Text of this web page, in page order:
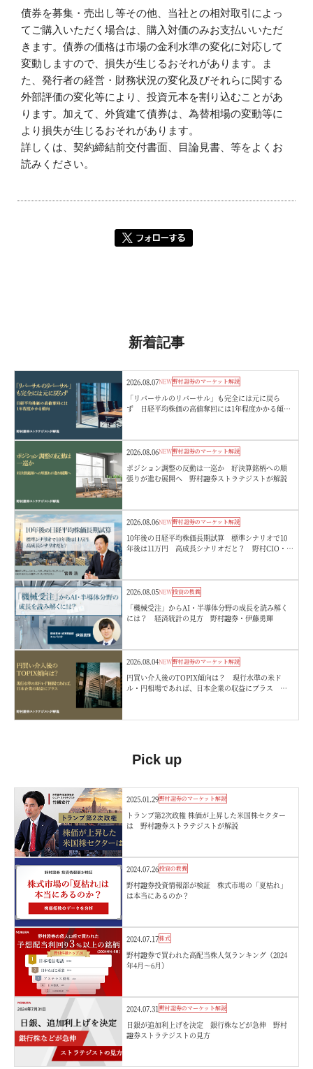
債券を募集・売出し等その他、当社との相対取引によっ
てご購入いただく場合は、購入対価のみお支払いいただ
きます。債券の価格は市場の金利水準の変化に対応して
変動しますので、損失が生じるおそれがあります。ま
た、発行者の経営・財務状況の変化及びそれらに関する
外部評価の変化等により、投資元本を割り込むことがあ
ります。加えて、外貨建て債券は、為替相場の変動等に
より損失が生じるおそれがあります。
詳しくは、契約締結前交付書面、目論見書、等をよくお
読みください。
新着記事
2026.08.07NEW野村證券のマーケット解説
「リバーサルのリバーサル」も完全には元に戻ら
ず 日経平均株価の高値奪回には1年程度かかる傾
2026.08.06NEW野村證券のマーケット解説
ポジション調整の反動は一巡か 好決算銘柄への順
張りが進む展開へ 野村證券ストラテジストが解説
2026.08.06NEW野村證券のマーケット解説
10年後の日経平均株価長期試算 標準シナリオで10
年後は11万円 高成長シナリオだと？ 野村CIO・宮
2026.08.05NEW投資の教養
「機械受注」からAI・半導体分野の成長を読み解く
には？ 経済統計の見方 野村證券・伊藤勇輝
2026.08.04NEW野村證券のマーケット解説
円買い介入後のTOPIX傾向は？ 現行水準の米ド
ル・円相場であれば、日本企業の収益にプラス 野
Pick up
2025.01.29野村證券のマーケット解説
トランプ第2次政権 株価が上昇した米国株セクター
は 野村證券ストラテジストが解説
2024.07.26投資の教養
野村證券投資情報部が検証 株式市場の「夏枯れ」
は本当にあるのか？
2024.07.17株式
野村證券で買われた高配当株人気ランキング（2024
年4月～6月）
2024.07.31 野村證券のマーケット解説
日銀が追加利上げを決定 銀行株などが急伸 野村
證券ストラテジストの見方